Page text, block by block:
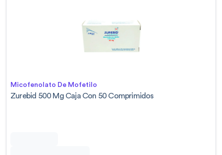
Micofenolato De Mofetilo
Zurebid 500 Mg Caja Con 50 Comprimidos